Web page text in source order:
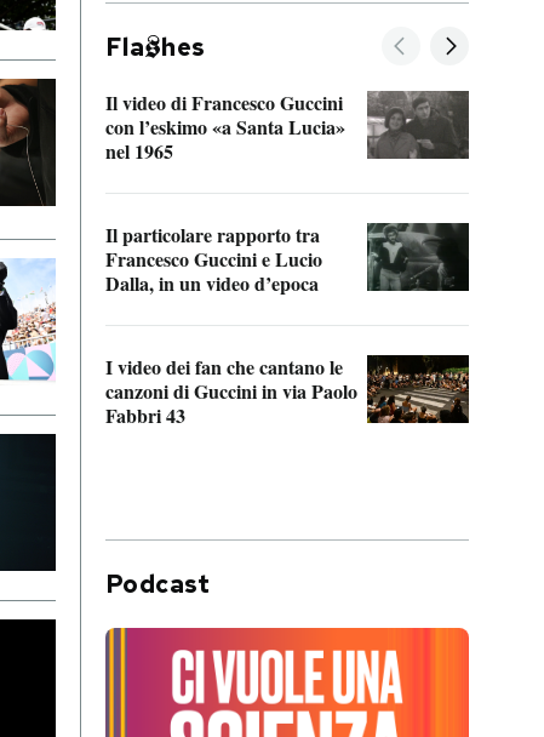
Fla hes
Il video di Francesco Guccini
con l’eskimo «a Santa Lucia»
nel 1965
Il particolare rapporto tra
Francesco Guccini e Lucio
Dalla, in un video d’epoca
I video dei fan che cantano le
canzoni di Guccini in via Paolo
Fabbri 43
Podcast